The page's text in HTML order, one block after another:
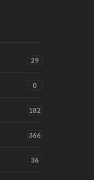
29
0
182
366
36